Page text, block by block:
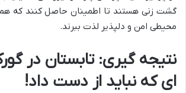
گشت زنی هستند تا اطمینان حاصل کنند که همه
محیطی امن و دلپذیر لذت ببرند.
نتیجه گیری: تابستان در
ای که نباید از دست داد!